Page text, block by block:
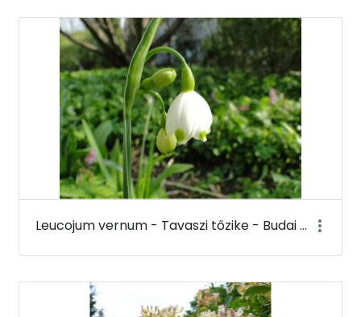
Leucojum vernum - Tavaszi tőzike - Budai Arborétum